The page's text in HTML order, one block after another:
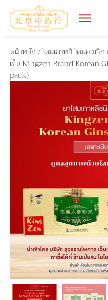
หน้าหลัก/โสมเกาหลี โสมอเมริกา
เซ็น Kingzen Brand Korean
pack)